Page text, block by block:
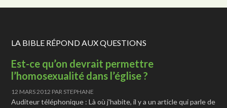
LA BIBLE RÉPOND AUX QUESTIONS
Est-ce qu’on devrait permettre
l’homosexualité dans l’église ?
12 MARS 2012 PAR STEPHANE
Auditeur téléphonique : Là où j'habite, il y a un article qui parle de